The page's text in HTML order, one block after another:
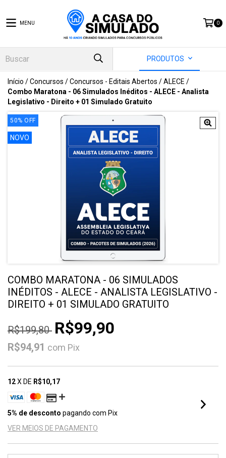
MENU 0
PRODUTOS
Início /Concursos /Concursos - Editais Abertos /ALECE /
Combo Maratona - 06 Simulados Inéditos - ALECE - Analista
Legislativo - Direito + 01 Simulado Gratuito
50% OFF
NOVO
COMBO MARATONA - 06 SIMULADOS
INÉDITOS - ALECE - ANALISTA LEGISLATIVO -
DIREITO + 01 SIMULADO GRATUITO
R$199,80 R$99,90
R$94,91 com Pix
12X DE R$10,17
5% de desconto pagando com Pix
VER MEIOS DE PAGAMENTO